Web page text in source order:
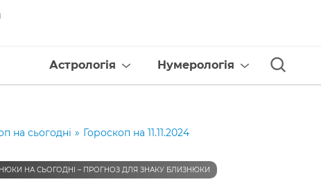
Астрологія Нумерологія
на сьогодні » Гороскоп на 11.11.2024
НА СЬОГОДНІ – ПРОГНОЗ ДЛЯ ЗНАКУ БЛИЗНЮКИ